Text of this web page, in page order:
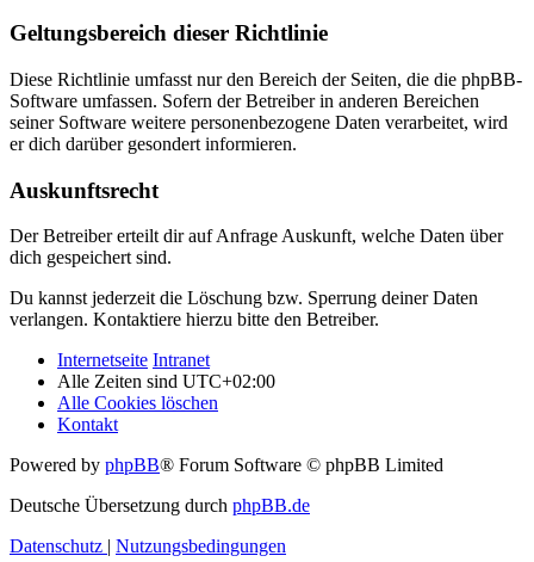
Geltungsbereich dieser Richtlinie
Diese Richtlinie umfasst nur den Bereich der Seiten, die die phpBB-
Software umfassen. Sofern der Betreiber in anderen Bereichen
seiner Software weitere personenbezogene Daten verarbeitet, wird
er dich darüber gesondert informieren.
Auskunftsrecht
Der Betreiber erteilt dir auf Anfrage Auskunft, welche Daten über
dich gespeichert sind.
Du kannst jederzeit die Löschung bzw. Sperrung deiner Daten
verlangen. Kontaktiere hierzu bitte den Betreiber.
Internetseite Intranet
Alle Zeiten sind UTC+02:00
Alle Cookies löschen
Kontakt
Powered by phpBB® Forum Software © phpBB Limited
Deutsche Übersetzung durch phpBB.de
Datenschutz | Nutzungsbedingungen